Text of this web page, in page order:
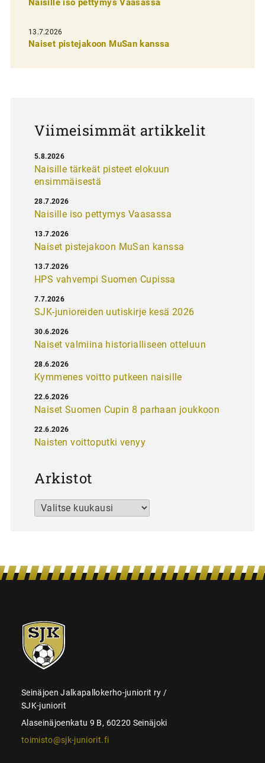
e
Naisille iso pettymys Vaasassa
13.7.2026
Naiset pistejakoon MuSan kanssa
Viimeisimmät artikkelit
Naisille tärkeät pisteet elokuun
ensimmäisestä
5.8.2026
Naisille iso pettymys Vaasassa
28.7.2026
Naiset pistejakoon MuSan kanssa
13.7.2026
HPS vahvempi Suomen Cupissa
13.7.2026
SJK-junioreiden uutiskirje kesä 2026
7.7.2026
Naiset valmiina historialliseen otteluun
30.6.2026
Kymmenes voitto putkeen naisille
28.6.2026
Naiset Suomen Cupin 8 parhaan joukkoon
22.6.2026
Naisten voittoputki venyy
22.6.2026
Arkistot
Arkistot
SJK-
juniorit
Seinäjoen Jalkapallokerho-juniorit ry /
SJK-juniorit
Alaseinäjoenkatu 9 B, 60220 Seinäjoki
toimisto@sjk-juniorit.fi